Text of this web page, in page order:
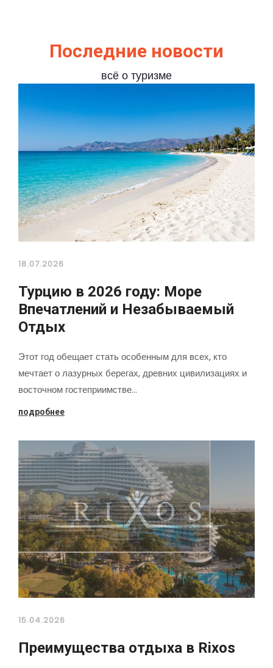
Последние новости
всё о туризме
18.07.2026
Турцию в 2026 году: Море
Впечатлений и Незабываемый
Отдых
Этот год обещает стать особенным для всех, кто
мечтает о лазурных берегах, древних цивилизациях и
восточном гостеприимстве…
подробнее
15.04.2026
Преимущества отдыха в Rixos